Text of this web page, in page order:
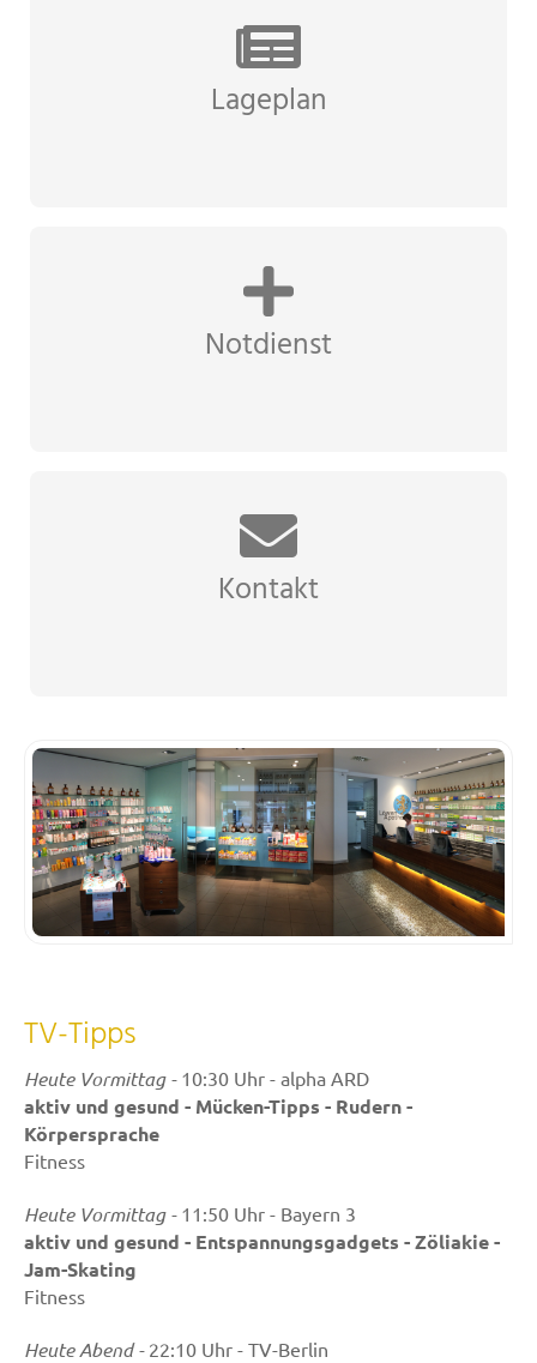
Lageplan
Notdienst
Kontakt
TV-Tipps
Heute Vormittag -10:30 Uhr - alpha ARD
aktiv und gesund - Mücken-Tipps - Rudern -
Körpersprache
Fitness
Heute Vormittag -11:50 Uhr - Bayern 3
aktiv und gesund - Entspannungsgadgets - Zöliakie -
Jam-Skating
Fitness
Heute Abend -22:10 Uhr - TV-Berlin